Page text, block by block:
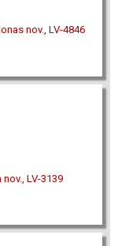
nov., LV-4846
LV-3139